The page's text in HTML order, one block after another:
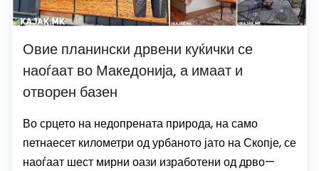
Овие планински дрвени куќички се
наоѓаат во Македонија, а имаат и
отворен базен
Во срцето на недопрената природа, на само
петнаесет километри од урбаното јато на Скопје, се
наоѓаат шест мирни оази изработени од дрво—